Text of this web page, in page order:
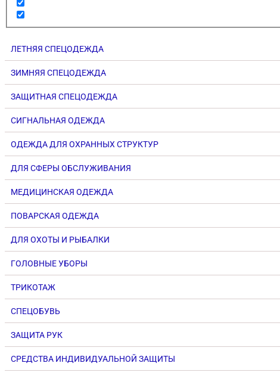
ЛЕТНЯЯ СПЕЦОДЕЖДА
ЗИМНЯЯ СПЕЦОДЕЖДА
ЗАЩИТНАЯ СПЕЦОДЕЖДА
СИГНАЛЬНАЯ ОДЕЖДА
ОДЕЖДА ДЛЯ ОХРАННЫХ СТРУКТУР
ДЛЯ СФЕРЫ ОБСЛУЖИВАНИЯ
МЕДИЦИНСКАЯ ОДЕЖДА
ПОВАРСКАЯ ОДЕЖДА
ДЛЯ ОХОТЫ И РЫБАЛКИ
ГОЛОВНЫЕ УБОРЫ
ТРИКОТАЖ
СПЕЦОБУВЬ
ЗАЩИТА РУК
СРЕДСТВА ИНДИВИДУАЛЬНОЙ ЗАЩИТЫ